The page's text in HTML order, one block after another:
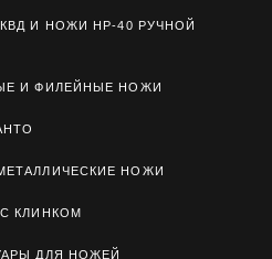
И НОЖИ НР-40 РУЧНОЙ
И ФИЛЕЙНЫЕ НОЖИ
НОЖИ
КЛИНКОМ
ДЛЯ НОЖЕЙ